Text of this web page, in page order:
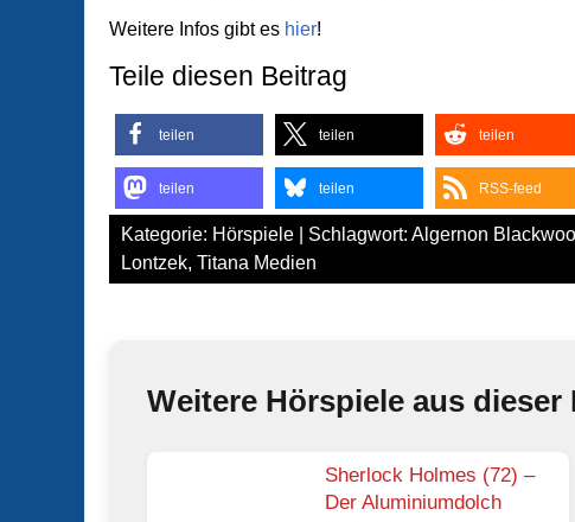
Weitere Infos gibt es hier!
Teile diesen Beitrag
teilen teilen teilen
teilen teilen RSS-feed
Kategorie: Hörspiele | Schlagwort: Algernon
Lontzek, Titana Medien
Weitere Hörspiele aus dieser
Sherlock Holmes (72) –
Der Aluminiumdolch